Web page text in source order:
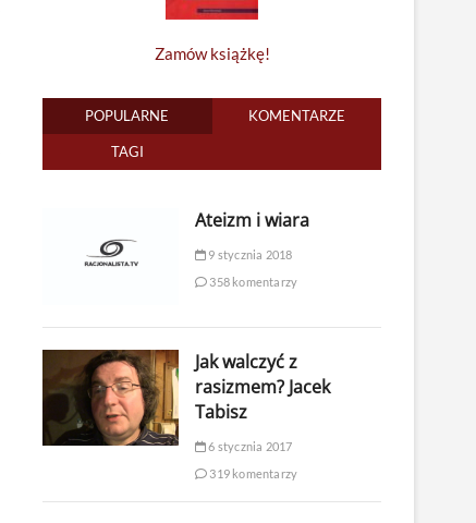
Zamów książkę!
POPULARNE KOMENTARZE
TAGI
Ateizm i wiara
9 stycznia 2018
358 komentarzy
Jak walczyć z
rasizmem? Jacek
Tabisz
6 stycznia 2017
319 komentarzy